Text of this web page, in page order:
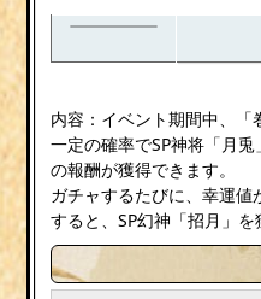
内容：イベント期間中、「
一定の確率でSP神将「月
の報酬が獲得できます。
ガチャするたびに、幸運
すると、SP幻神「招月」を